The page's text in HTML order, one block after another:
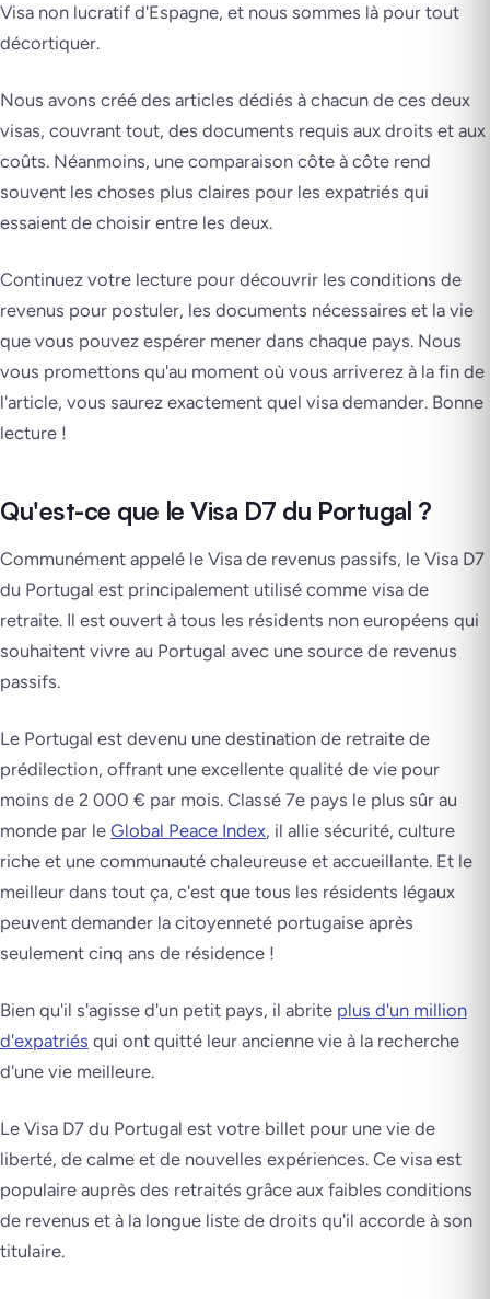
Visa non lucratif d'Espagne, et nous sommes là pour tout
décortiquer.
Nous avons créé des articles dédiés à chacun de ces deux
visas, couvrant tout, des documents requis aux droits et aux
coûts. Néanmoins, une comparaison côte à côte rend
souvent les choses plus claires pour les expatriés qui
essaient de choisir entre les deux.
Continuez votre lecture pour découvrir les conditions de
revenus pour postuler, les documents nécessaires et la vie
que vous pouvez espérer mener dans chaque pays. Nous
vous promettons qu'au moment où vous arriverez à la fin de
l'article, vous saurez exactement quel visa demander. Bonne
lecture !
Qu'est-ce que le Visa D7 du Portugal ?
Communément appelé le Visa de revenus passifs, le Visa D7
du Portugal est principalement utilisé comme visa de
retraite. Il est ouvert à tous les résidents non européens qui
souhaitent vivre au Portugal avec une source de revenus
passifs.
Le Portugal est devenu une destination de retraite de
prédilection, offrant une excellente qualité de vie pour
moins de 2 000 € par mois. Classé 7e pays le plus sûr au
monde par le Global Peace Index, il allie sécurité, culture
riche et une communauté chaleureuse et accueillante. Et le
meilleur dans tout ça, c'est que tous les résidents légaux
peuvent demander la citoyenneté portugaise après
seulement cinq ans de résidence !
Bien qu'il s'agisse d'un petit pays, il abrite plus d'un million
d'expatriés qui ont quitté leur ancienne vie à la recherche
d'une vie meilleure.
Le Visa D7 du Portugal est votre billet pour une vie de
liberté, de calme et de nouvelles expériences. Ce visa est
populaire auprès des retraités grâce aux faibles conditions
de revenus et à la longue liste de droits qu'il accorde à son
titulaire.